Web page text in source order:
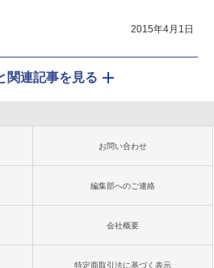
2015年4月1日
関連記事を見る
お問い合わせ
編集部へのご連絡
会社概要
特定商取引法に基づく表示